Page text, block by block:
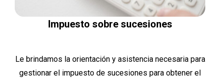
Impuesto sobre sucesiones
Le brindamos la orientación y asistencia necesaria para
gestionar el impuesto de sucesiones para obtener el